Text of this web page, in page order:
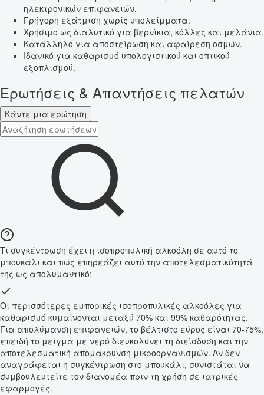
ηλεκτρονικών επιφανειών.
Γρήγορη εξάτμιση χωρίς υπολείμματα.
Χρήσιμο ως διαλυτικό για βερνίκια, κόλλες και μελάνια.
Κατάλληλο για αποστείρωση και αφαίρεση οσμών.
Ιδανικό για καθαρισμό υπολογιστικού και οπτικού
εξοπλισμού.
Ερωτήσεις & Απαντήσεις πελατών
Κάντε μια ερώτηση
Τι συγκέντρωση έχει η ισοπροπυλική αλκοόλη σε αυτό το
μπουκάλι και πώς επηρεάζει αυτό την αποτελεσματικότητά
της ως απολυμαντικό;
Οι περισσότερες εμπορικές ισοπροπυλικές αλκοόλες για
καθαρισμό κυμαίνονται μεταξύ 70% και 99% καθαρότητας.
Για απολύμανση επιφανειών, το βέλτιστο εύρος είναι 70-75%,
επειδή το μείγμα με νερό διευκολύνει τη διείσδυση και την
αποτελεσματική απομάκρυνση μικροοργανισμών. Αν δεν
αναγράφεται η συγκέντρωση στο μπουκάλι, συνιστάται να
συμβουλευτείτε τον διανομέα πριν τη χρήση σε ιατρικές
εφαρμογές.